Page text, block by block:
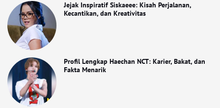
Jejak Inspiratif Siskaeee: Kisah Perjalanan,
Kecantikan, dan Kreativitas
Profil Lengkap Haechan NCT: Karier, Bakat, dan
Fakta Menarik